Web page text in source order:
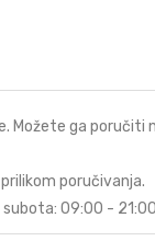
Možete ga poručiti
poručivanja.
subota: 09:00 - 21:00